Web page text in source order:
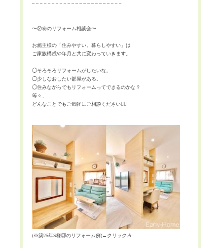
– – – – – – – – – – – – – – – – – – – – – – –
〜②㊙️のリフォーム相談会〜
お施主様の「住みやすい。暮らしやすい」は
ご家族構成や年月と共に変わっていきます。
◯そろそろリフォームがしたいな。
◯少しなおしたい部屋がある。
◯住みながらでもリフォームってできるのかな？
等々、
どんなことでもご気軽にご相談ください💁‍♀️
(※築25年S様邸のリフォーム例)← クリック 🎶